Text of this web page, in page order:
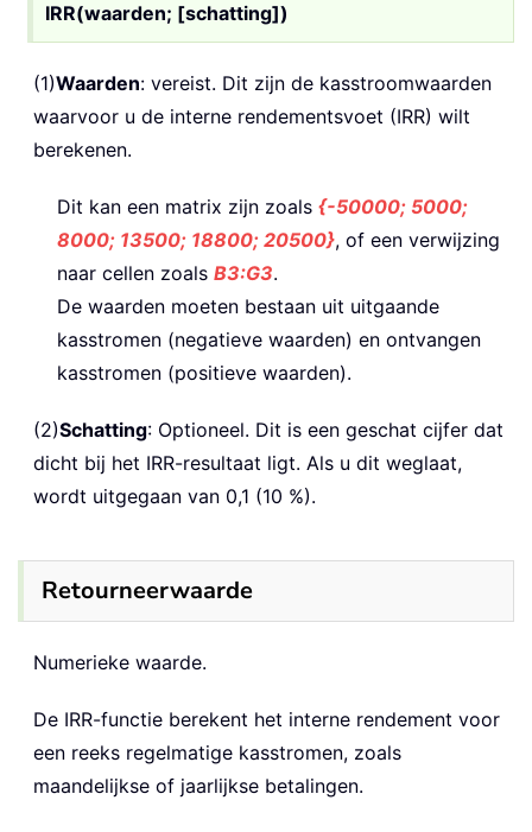
IRR(waarden; [schatting])
(1)Waarden: vereist. Dit zijn de kasstroomwaarden
waarvoor u de interne rendementsvoet (IRR) wilt
berekenen.
Dit kan een matrix zijn zoals {-50000; 5000;
8000; 13500; 18800; 20500}, of een verwijzing
naar cellen zoals B3:G3.
De waarden moeten bestaan uit uitgaande
kasstromen (negatieve waarden) en ontvangen
kasstromen (positieve waarden).
(2)Schatting: Optioneel. Dit is een geschat cijfer dat
dicht bij het IRR-resultaat ligt. Als u dit weglaat,
wordt uitgegaan van 0,1 (10 %).
Retourneerwaarde
Numerieke waarde.
De IRR-functie berekent het interne rendement voor
een reeks regelmatige kasstromen, zoals
maandelijkse of jaarlijkse betalingen.